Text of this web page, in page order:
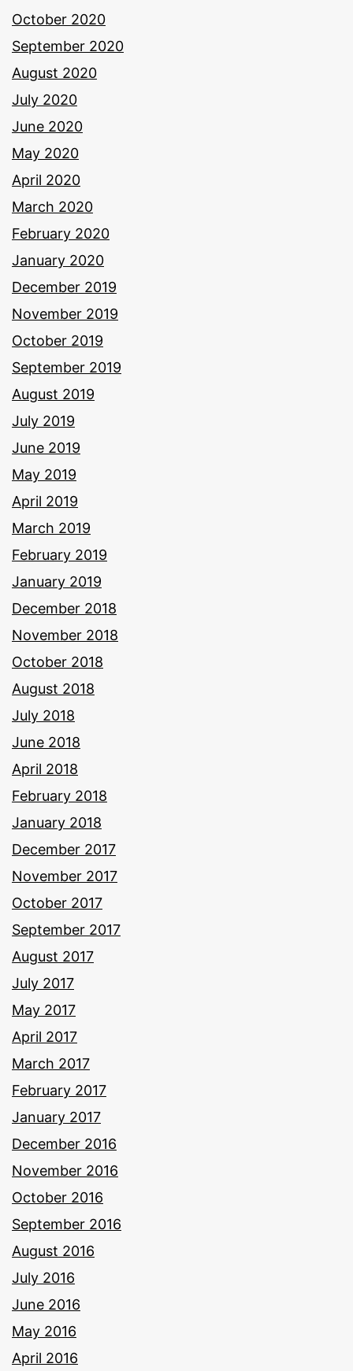
October 2020
September 2020
August 2020
July 2020
June 2020
May 2020
April 2020
March 2020
February 2020
January 2020
December 2019
November 2019
October 2019
September 2019
August 2019
July 2019
June 2019
May 2019
April 2019
March 2019
February 2019
January 2019
December 2018
November 2018
October 2018
August 2018
July 2018
June 2018
April 2018
February 2018
January 2018
December 2017
November 2017
October 2017
September 2017
August 2017
July 2017
May 2017
April 2017
March 2017
February 2017
January 2017
December 2016
November 2016
October 2016
September 2016
August 2016
July 2016
June 2016
May 2016
April 2016